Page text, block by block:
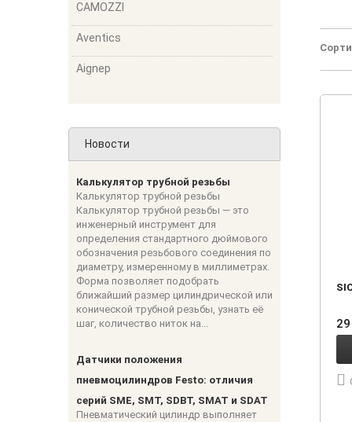
CAMOZZI
Aventics
Aignep
Новости
Калькулятор трубной резьбы
Калькулятор трубной резьбы
Калькулятор трубной резьбы — это
инженерный инструмент для
определения стандартного дюймового
обозначения резьбового соединения по
диаметру, измеренному в миллиметрах.
Форма позволяет подобрать
ближайший размер цилиндрической или
конической трубной резьбы, узнать её
шаг, количество ниток на...
Датчики положения
пневмоцилиндров Festo: отличия
серий SME, SMT, SDBT, SMAT и SDAT
Пневматический цилиндр выполняет